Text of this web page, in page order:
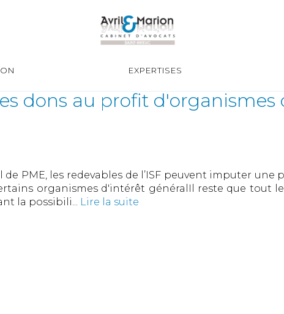
EXPERTISES
dons au profit d'organismes
PME, les redevables de l’ISF peuvent imputer une
organismes d'intérêt généralIl reste que tout
la possibili... Lire la suite